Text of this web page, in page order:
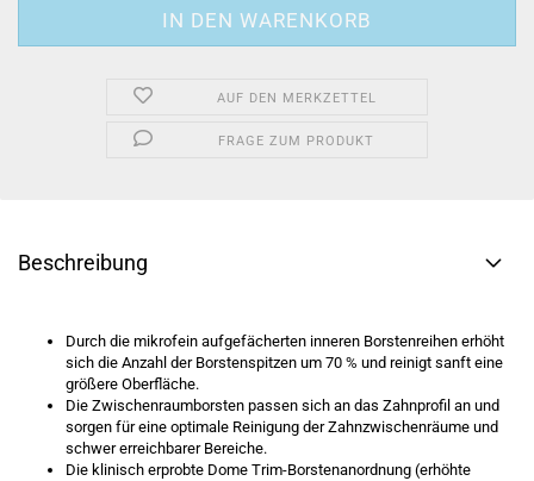
AUF DEN MERKZETTEL
FRAGE ZUM PRODUKT
Beschreibung
Durch die mikrofein aufgefächerten inneren Borstenreihen erhöht
sich die Anzahl der Borstenspitzen um 70 % und reinigt sanft eine
größere Oberfläche.
Die Zwischenraumborsten passen sich an das Zahnprofil an und
sorgen für eine optimale Reinigung der Zahnzwischenräume und
schwer erreichbarer Bereiche.
Die klinisch erprobte Dome Trim-Borstenanordnung (erhöhte